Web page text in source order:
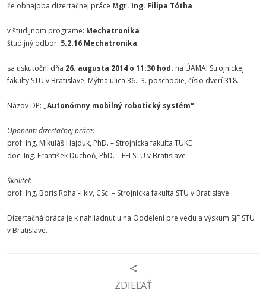
že obhajoba dizertačnej práce Mgr. Ing. Filipa Tótha
v študijnom programe: Mechatronika
študijný odbor: 5.2.16 Mechatronika
sa uskutoční dňa 26. augusta 2014 o 11:30 hod. na ÚAMAI Strojníckej
fakulty STU v Bratislave, Mýtna ulica 36., 3. poschodie, číslo dverí 318.
Názov DP: „Autonómny mobilný robotický systém“
Oponenti dizertačnej práce:
prof. Ing. Mikuláš Hajduk, PhD. – Strojnícka fakulta TUKE
doc. Ing. František Duchoň, PhD. – FEI STU v Bratislave
Školiteľ:
prof. Ing. Boris Rohaľ-Iľkiv, CSc. – Strojnícka fakulta STU v Bratislave
Dizertačná práca je k nahliadnutiu na Oddelení pre vedu a výskum SjF STU
v Bratislave.
ZDIEĽAŤ